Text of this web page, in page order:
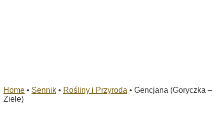
Home • Sennik • Rośliny i Przyroda • Gencjana (Goryczka –
Ziele)